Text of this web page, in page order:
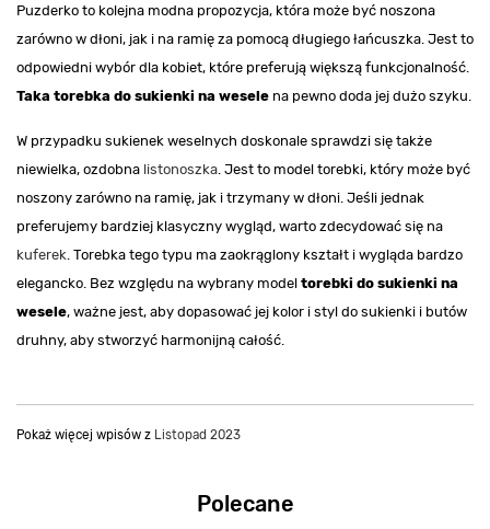
Puzderko to kolejna modna propozycja, która może być noszona
zarówno w dłoni, jak i na ramię za pomocą długiego łańcuszka. Jest to
odpowiedni wybór dla kobiet, które preferują większą funkcjonalność.
Taka torebka do sukienki na wesele na pewno doda jej dużo szyku.
W przypadku sukienek weselnych doskonale sprawdzi się także
niewielka, ozdobna listonoszka . Jest to model torebki, który może być
noszony zarówno na ramię, jak i trzymany w dłoni. Jeśli jednak
preferujemy bardziej klasyczny wygląd, warto zdecydować się na
kuferek . Torebka tego typu ma zaokrąglony kształt i wygląda bardzo
elegancko. Bez względu na wybrany model torebki do sukienki na
wesele, ważne jest, aby dopasować jej kolor i styl do sukienki i butów
druhny, aby stworzyć harmonijną całość.
Pokaż więcej wpisów z Listopad 2023
Polecane